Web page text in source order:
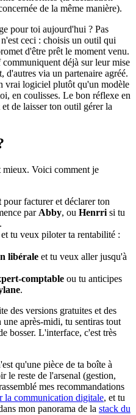
de la même manière).
pour toi aujourd'hui ? Pas
ceci : choisis un outil qui
d'être prêt le moment venu.
déjà sur leur mise
d'autres via un partenaire agréé.
vrai logiciel plutôt qu'un modèle
en coulisses. Le bon réflexe en
de laisser ton outil gérer la
mieux. Voici comment je
pour facturer et déclarer ton
par Abby, ou Henrri si tu
et tu veux piloter ta rentabilité :
libérale et tu veux aller jusqu'à
comptable ou tu anticipes
.
des versions gratuites et des
après-midi, tu sentiras tout
bosser. L'interface, c'est très
qu'une pièce de ta boîte à
le reste de l'arsenal (gestion,
mes recommandations
la communication digitale, et tu
mon panorama de la stack du